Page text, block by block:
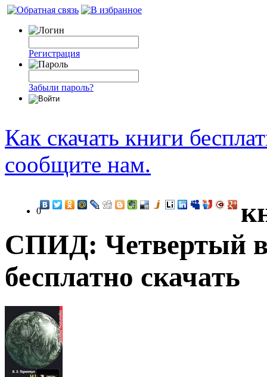
Регистрация
Забыли пароль?
Как скачать книги
сообщите нам.
0
СПИД: Четвертый
бесплатно скачать